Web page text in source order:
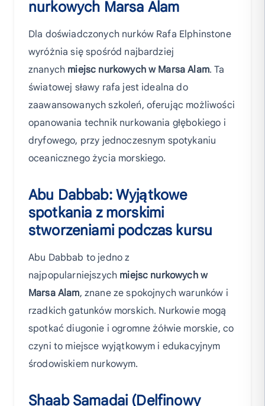
nurkowych Marsa Alam
Dla doświadczonych nurków Rafa Elphinstone
wyróżnia się spośród najbardziej
znanych miejsc nurkowych w Marsa Alam. Ta
światowej sławy rafa jest idealna do
zaawansowanych szkoleń, oferując możliwości
opanowania technik nurkowania głębokiego i
dryfowego, przy jednoczesnym spotykaniu
oceanicznego życia morskiego.
Abu Dabbab: Wyjątkowe
spotkania z morskimi
stworzeniami podczas kursu
Abu Dabbab to jedno z
najpopularniejszych miejsc nurkowych w
Marsa Alam, znane ze spokojnych warunków i
rzadkich gatunków morskich. Nurkowie mogą
spotkać diugonie i ogromne żółwie morskie, co
czyni to miejsce wyjątkowym i edukacyjnym
środowiskiem nurkowym.
Shaab Samadai (Delfinowy